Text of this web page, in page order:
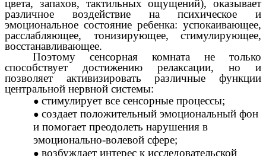
цвета, запахов, тактильных ощущений), оказывает
различное воздействие на психическое и
эмоциональное состояние ребенка: успокаивающее,
расслабляющее, тонизирующее, стимулирующее,
восстанавливающее.
Поэтому сенсорная комната не только
способствует достижению релаксации, но и
позволяет активизировать различные функции
центральной нервной системы:
стимулирует все сенсорные процессы;
создает положительный эмоциональный фон
и помогает преодолеть нарушения в
эмоционально-волевой сфере;
возбуждает интерес к исследовательской